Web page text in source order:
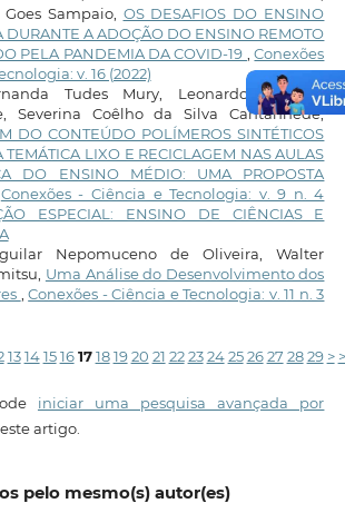
Sampaio, OS DESAFIOS DO ENSINO
DURANTE A ADOÇÃO DO ENSINO REMOTO
PELA PANDEMIA DA COVID-19
,Conexões
v. 16 (2022)
Tudes Mury, Leonardo Baltazar
Severina Coêlho da Silva Cantanhede,
DO CONTEÚDO POLÍMEROS SINTÉTICOS
TEMÁTICA LIXO E RECICLAGEM NAS AULAS
DO ENSINO MÉDIO: UMA PROPOSTA
Conexões - Ciência e Tecnologia: v. 9 n. 4
ESPECIAL: ENSINO DE CIÊNCIAS E
Nepomuceno de Oliveira, Walter
Uma Análise do Desenvolvimento dos
,Conexões - Ciência e Tecnologia: v. 11 n. 3
13 14 15 16 17 18 19 20 21 22 23 24 25 26 27 28 29 >
iniciar uma pesquisa avançada por
artigo.
pelo mesmo(s) autor(es)